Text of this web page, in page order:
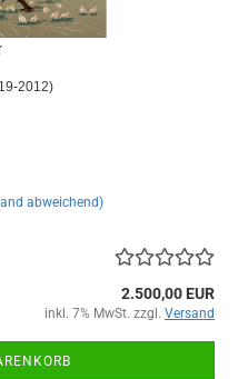
2012)
abweichend)
2.500,00 EUR
inkl. 7% MwSt. zzgl. Versand